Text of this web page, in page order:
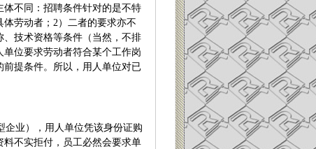
体不同：招聘条件针对的是不特
劳动者； 2 ）二者的要求亦不
技术资格等条件（当然，不排
位要求劳动者符合某个工作岗
提条件。所以，用人单位对已
企业），用人单位凭该身份证购
不实拒付，员工必然会要求单